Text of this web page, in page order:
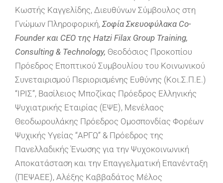
Κωστής Καγγελίδης, Διευθύνων Σύμβουλος στη
Γνώμων Πληροφορική,Σοφία Σκευοφύλακα Co-
Founder και CEO της Hatzi Filax Group Training,
Consulting & Technology, Θεοδόσιος Προκοπίου
Πρόεδρος Εποπτικού Συμβουλίου του Κοινωνικού
Συνεταιρισμού Περιορισμένης Ευθύνης (Κοι.Σ.Π.Ε.)
“ΙΡΙΣ”, Βασίλειος Μποζίκας Πρόεδρος Ελληνικής
Ψυχιατρικής Εταιρίας (ΕΨΕ), Μενέλαος
Θεοδωρουλάκης Πρόεδρος Ομοσπονδίας Φορέων
Ψυχικής Υγείας “ΑΡΓΩ” & Πρόεδρος της
Πανελλαδικής Ένωσης για την Ψυχοκοινωνική
Αποκατάσταση και την Επαγγελματική Επανένταξη
(ΠΕΨΑΕΕ), Αλέξης Καββαδάτος Μέλος